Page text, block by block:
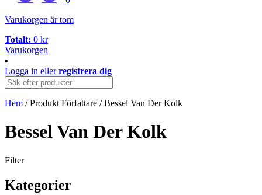
Varukorgen är tom
Totalt: 0 kr
Varukorgen
Logga in ellerregistrera dig
Hem / Produkt Författare / Bessel Van Der Kolk
Bessel Van Der Kolk
Filter
Kategorier